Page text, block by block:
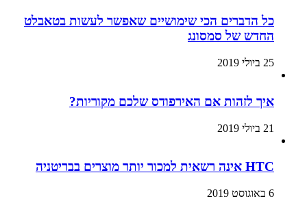
כל הדברים הכי שימושיים שאפשר לעשות בטאבלט
החדש של סמסונג
25 ביולי 2019
איך לזהות אם האירפודס שלכם מקוריות?
21 ביולי 2019
HTC אינה רשאית למכור יותר מוצרים בבריטניה
6 באוגוסט 2019